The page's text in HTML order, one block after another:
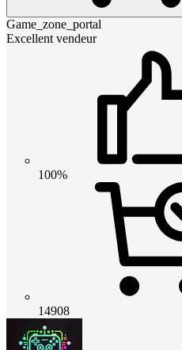
Game_zone_portal
Excellent vendeur
100%
14908